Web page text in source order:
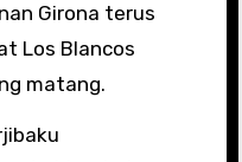
Girona terus
Los Blancos
matang.